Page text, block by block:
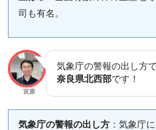
司も有名。
宮原
気象庁の警報の出し方
奈良県北西部です！
気象庁の警報の出し方：気象庁